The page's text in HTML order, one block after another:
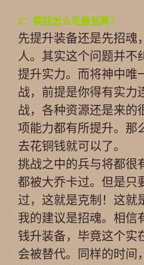
2：铜钱怎么花最划算？
先提升装备还是先招魂
人。其实这个问题并不
提升实力。而将神中唯
战，前提是你得有实力
战，各种资源还是来的
项能力都有所提升。那
去花铜钱就可以了。
挑战之中的兵与将都很
都被大乔卡过。但是只
过，这就是克制！这就
我的建议是招魂。相信
钱升装备，毕竟这个实
会被替代。同样的时间